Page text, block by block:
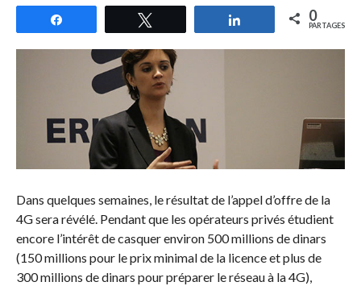
Partagez 0
PARTAGES
Dans quelques semaines, le résultat de l’appel d’offre de la
4G sera révélé. Pendant que les opérateurs privés étudient
encore l’intérêt de casquer environ 500 millions de dinars
(150 millions pour le prix minimal de la licence et plus de
300 millions de dinars pour préparer le réseau à la 4G),